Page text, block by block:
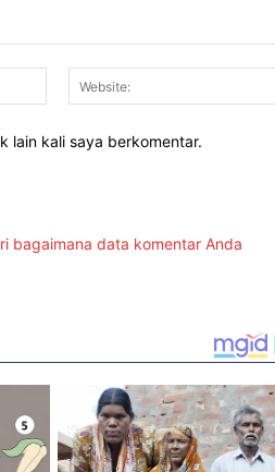
Email:*
lain kali saya berkomentar.
bagaimana data komentar Anda